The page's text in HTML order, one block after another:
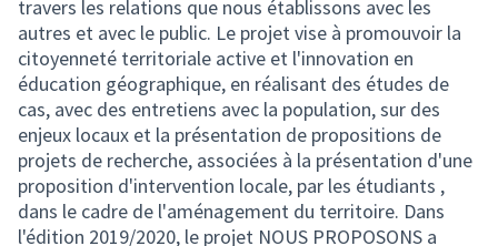
travers les relations que nous établissons avec les
autres et avec le public. Le projet vise à promouvoir la
citoyenneté territoriale active et l'innovation en
éducation géographique, en réalisant des études de
cas, avec des entretiens avec la population, sur des
enjeux locaux et la présentation de propositions de
projets de recherche, associées à la présentation d'une
proposition d'intervention locale, par les étudiants ,
dans le cadre de l'aménagement du territoire. Dans
l'édition 2019/2020, le projet NOUS PROPOSONS a